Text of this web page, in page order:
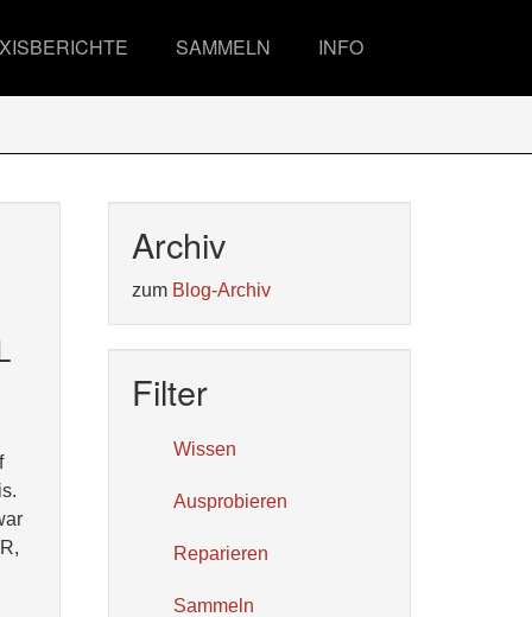
SAMMELN INFO
Archiv
zum Blog-Archiv
Filter
Wissen
Ausprobieren
Reparieren
Sammeln